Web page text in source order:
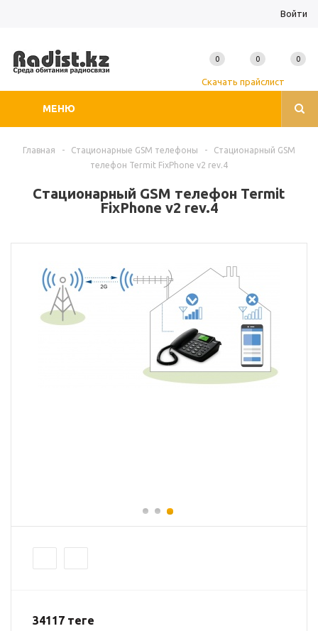
Войти
МЕНЮ
Скачать прайслист
0 0 0
Главная - Стационарные GSM телефоны -
Стационарный GSM
телефон Termit FixPhone v2 rev.4
Стационарный GSM телефон Termit
FixPhone v2 rev.4
34117 теңге